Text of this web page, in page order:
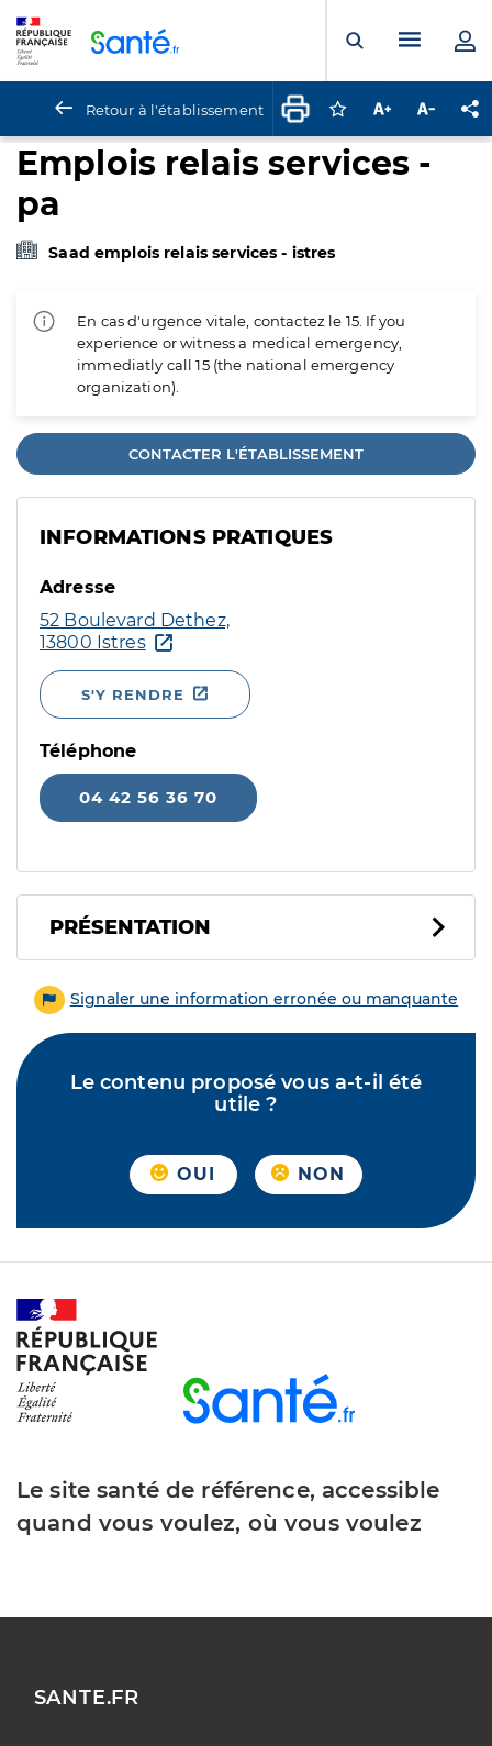
Ouvrir laMenu
Retour à l'établissement Connectez-vous
Augmenter la
Emplois relais services -
pa
Saad emplois relais services - istres
En cas d'urgence vitale, contactez le 15. If you
experience or witness a medical emergency,
immediatly call 15 (the national emergency
organization).
CONTACTER L'ÉTABLISSEMENT
INFORMATIONS PRATIQUES
Adresse
52 Boulevard Dethez,
13800 Istres
S'Y RENDRE
Téléphone
04 42 56 36 70
PRÉSENTATION
Signaler une information erronée ou manquante
Le contenu proposé vous a-t-il été
utile ?
OUI NON
Le site santé de référence, accessible
quand vous voulez, où vous voulez
SANTE.FR